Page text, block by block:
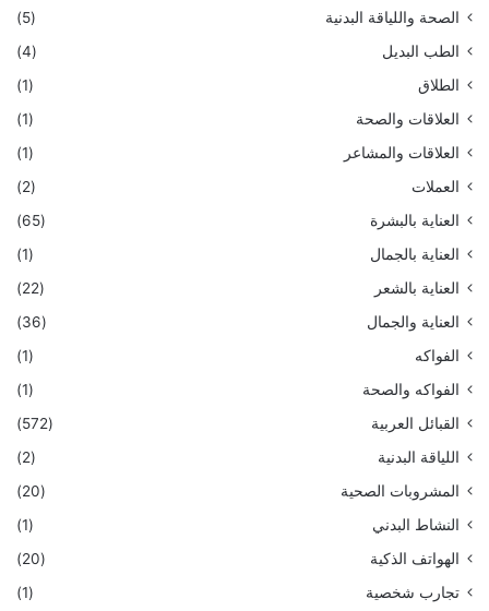
الصحة واللياقة البدنية
(5)
الطب البديل
(4)
الطلاق
(1)
العلاقات والصحة
(1)
العلاقات والمشاعر
(1)
العملات
(2)
العناية بالبشرة
(65)
العناية بالجمال
(1)
العناية بالشعر
(22)
العناية والجمال
(36)
الفواكه
(1)
الفواكه والصحة
(1)
القبائل العربية
(572)
اللياقة البدنية
(2)
المشروبات الصحية
(20)
النشاط البدني
(1)
الهواتف الذكية
(20)
تجارب شخصية
(1)